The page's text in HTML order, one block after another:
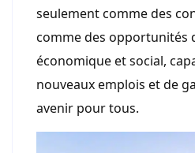
seulement comme des
comme des opportunités
économique et social,
nouveaux emplois et de
avenir pour tous.